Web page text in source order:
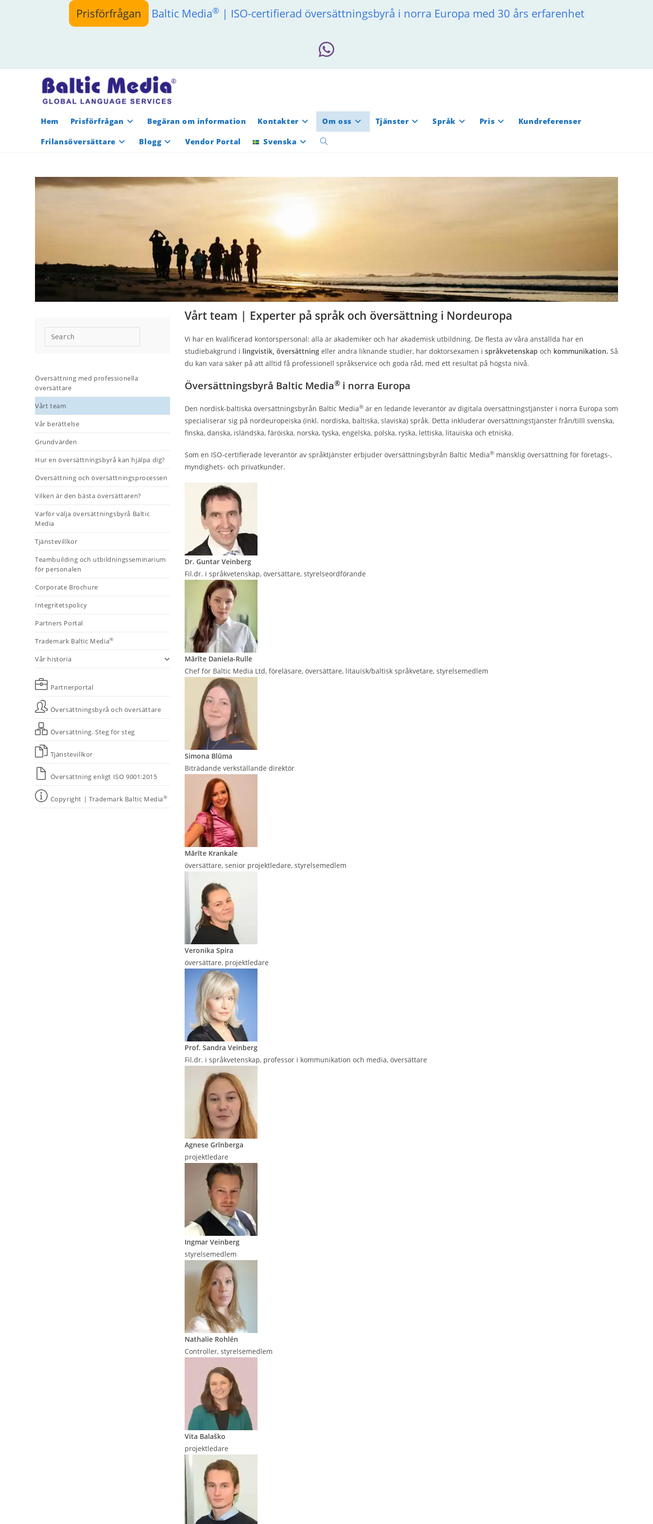
Prisförfrågan Baltic Media®| ISO-certifierad översättningsbyrå i norra Europa med 30 års erfarenhet
Hem Prisförfrågan Begäran om information Kontakter Om oss Tjänster Språk Pris
Kundreferenser
Frilansöversättare
Blogg Vendor Portal Svenska Slå
Översättning med professionella
översättare
Vårt team
Vår berättelse
Grundvärden
Hur en översättningsbyrå kan hjälpa dig?
Översättning och översättningsprocessen
Vilken är den bästa översättaren?
Varför välja översättningsbyrå Baltic
Media
Tjänstevillkor
Teambuilding och utbildningsseminarium
för personalen
Corporate Brochure
Integritetspolicy
Partners Portal
Trademark Baltic Media®
Vår historia
Partnerportal
Översättningsbyrå och översättare
Översättning. Steg för steg
Tjänstevillkor
Översättning enligt ISO 9001:2015
Copyright | Trademark Baltic Media®
Vårt team | Experter på språk och översättning i Nordeuropa
Vi har en kvalificerad kontorspersonal: alla är akademiker och har akademisk utbildning. De flesta av våra anställda har en
studiebakgrund i lingvistik, översättning eller andra liknande studier, har doktorsexamen i språkvetenskap och kommunikation. Så
du kan vara säker på att alltid få professionell språkservice och goda råd, med ett resultat på högsta nivå.
Översättningsbyrå Baltic Media®i norra Europa
Den nordisk-baltiska översättningsbyrån Baltic Media®är en ledande leverantör av digitala översättningstjänster i norra Europa som
specialiserar sig på nordeuropeiska (inkl. nordiska, baltiska, slaviska) språk. Detta inkluderar översättningstjänster från/tilll svenska,
finska, danska, isländska, färöiska, norska, tyska, engelska, polska, ryska, lettiska, litauiska och etniska.
Som en ISO-certifierade leverantör av språktjänster erbjuder översättningsbyrån Baltic Media®mänsklig översättning för företags-,
myndighets- och privatkunder.
Dr. Guntar Veinberg
Fil.dr. i språkvetenskap, översättare, styrelseordförande
Mārīte Daniela-Rulle
Chef för Baltic Media Ltd, föreläsare, översättare, litauisk/baltisk språkvetare, styrelsemedlem
Simona Blūma
Biträdande verkställande direktör
Mārīte Krankale
översättare, senior projektledare, styrelsemedlem
Veronika Spira
översättare, projektledare
Prof. Sandra Veinberg
Fil.dr. i språkvetenskap, professor i kommunikation och media, översättare
Agnese Grīnberga
projektledare
Ingmar Veinberg
styrelsemedlem
Nathalie Rohlén
Controller, styrelsemedlem
Vita Balaško
projektledare